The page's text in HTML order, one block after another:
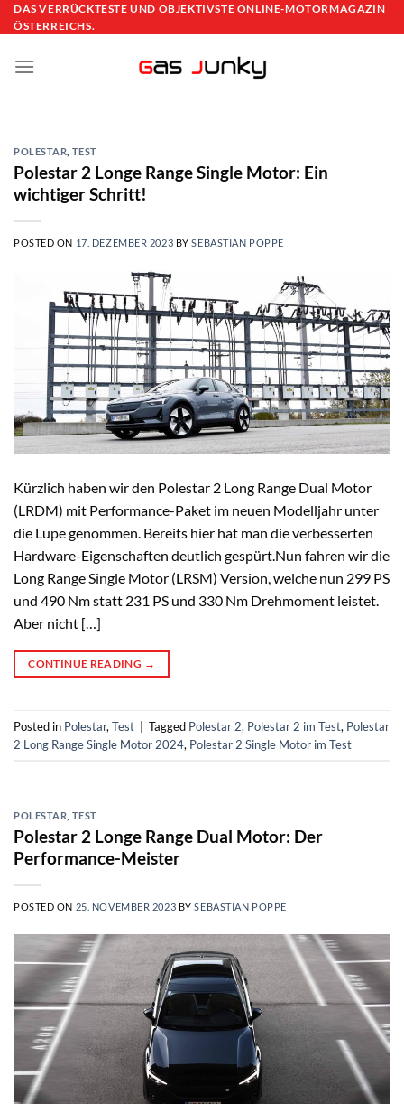
Skip
to
DAS VERRÜCKTESTE UND OBJEKTIVSTE ONLINE-MOTORMAGAZIN
ÖSTERREICHS.
POLESTAR TEST
Polestar 2 Longe Range Single Motor: Ein
wichtiger Schritt!
POSTED ON 17. DEZEMBER 2023 BYSEBASTIAN POPPE
Kürzlich haben wir den Polestar 2 Long Range Dual Motor
(LRDM) mit Performance-Paket im neuen Modelljahr unter
die Lupe genommen. Bereits hier hat man die verbesserten
Hardware-Eigenschaften deutlich gespürt.Nun fahren wir die
Long Range Single Motor (LRSM) Version, welche nun 299 PS
und 490 Nm statt 231 PS und 330 Nm Drehmoment leistet.
Aber nicht […]
CONTINUE READING →
Posted in Polestar, Test Tagged Polestar 2, Polestar 2 im Test, Polestar
2 Long Range Single Motor 2024, Polestar 2 Single Motor im Test
POLESTAR TEST
Polestar 2 Longe Range Dual Motor: Der
Performance-Meister
POSTED ON 25. NOVEMBER 2023 BYSEBASTIAN POPPE